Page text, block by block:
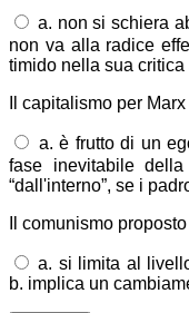
a. non si schiera
non va alla radice
timido nella sua
Il capitalismo per Marx
a. è frutto di un
fase inevitabile della
“dall'interno”, se i
Il comunismo
a. si limita al
b. implica un